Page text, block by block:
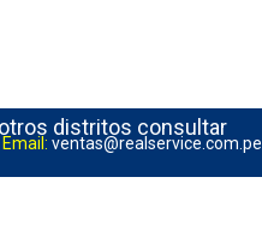
otros distritos consultar
Email: ventas@realservice.com.pe